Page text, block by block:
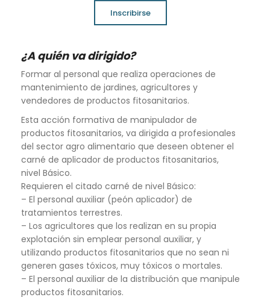
¿A quién va dirigido?
Formar al personal que realiza operaciones de
mantenimiento de jardines, agricultores y
vendedores de productos fitosanitarios.
Esta acción formativa de manipulador de
productos fitosanitarios, va dirigida a profesionales
del sector agro alimentario que deseen obtener el
carné de aplicador de productos fitosanitarios,
nivel Básico.
Requieren el citado carné de nivel Básico:
– El personal auxiliar (peón aplicador) de
tratamientos terrestres.
– Los agricultores que los realizan en su propia
explotación sin emplear personal auxiliar, y
utilizando productos fitosanitarios que no sean ni
generen gases tóxicos, muy tóxicos o mortales.
– El personal auxiliar de la distribución que manipule
productos fitosanitarios.